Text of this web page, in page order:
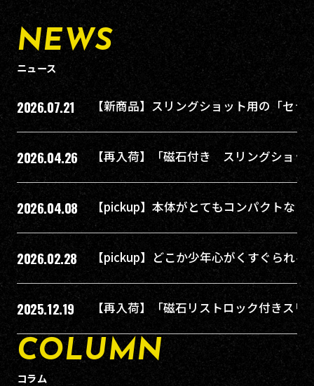
NEWS
ニュース
2026.07.21 【新商品】スリングショット用の「セ
2026.04.26 【再入荷】「磁石付き スリングショ
2026.04.08 【pickup】本体がとてもコンパクトな
2026.02.28 【pickup】どこか少年心がくすぐられ
2025.12.19 【再入荷】「磁石リストロック付きス
COLUMN
コラム